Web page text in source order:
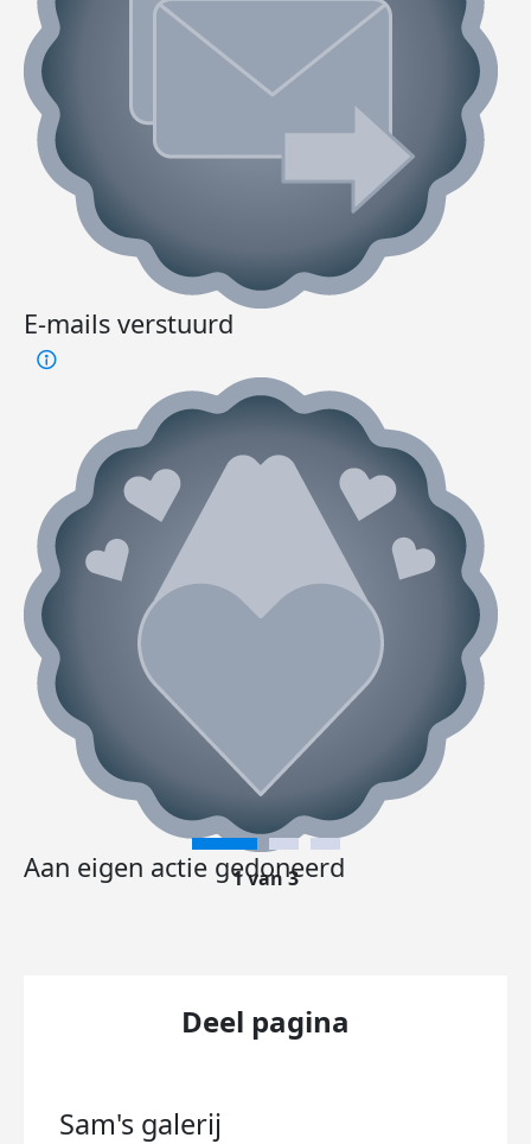
E-mails verstuurd
Aan eigen actie gedoneerd
1 van 3
Deel pagina
Sam's galerij